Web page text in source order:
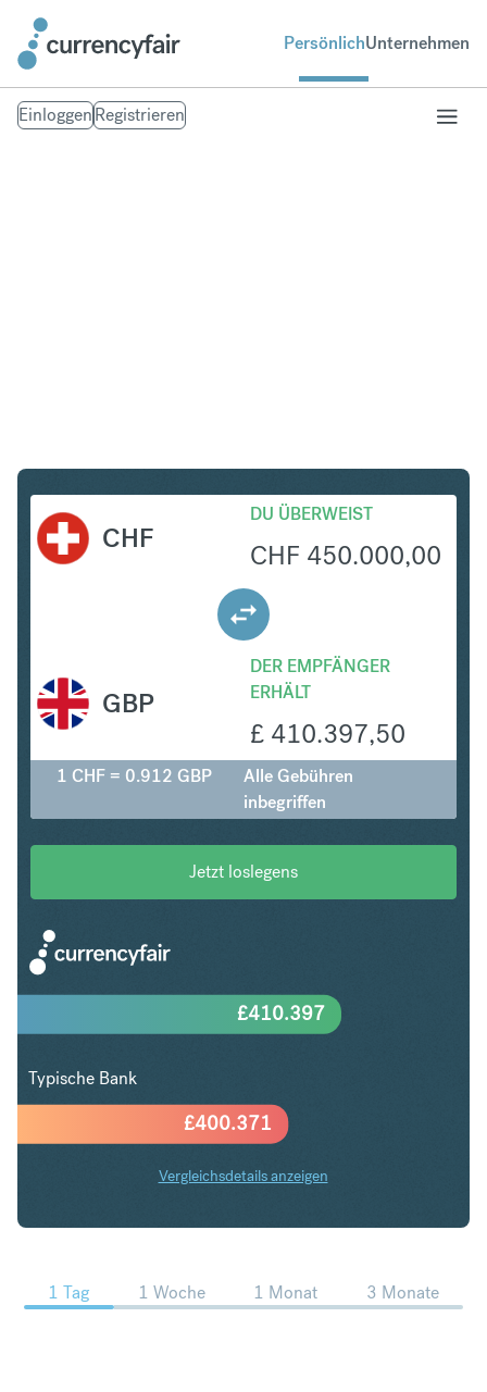
PersönlichUnternehmen
EinloggenRegistrieren
CHF
DU ÜBERWEIST
CHF 450.000,00
DER EMPFÄNGER
ERHÄLT
£ 410.397,50
GBP
1 CHF = 0.912 GBP
Alle Gebühren
inbegriffen
Jetzt loslegens
£400.371
£410.397
Typische Bank
Vergleichsdetails anzeigen
CHF in GBP Trends
1 Tag 1 Woche 1 Monat 3 Monate